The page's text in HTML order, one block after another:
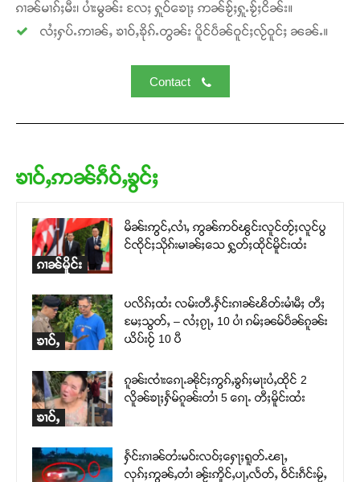
ၵၢၼ်မၢၵ်ႈမီး၊ ပၢႆးမွၼ်း လႄႈ ႁူဝ်ၶေႃႈ ဢၼ်ၶႂ်ႈႁူႉၶႂ်ႈငိၼ်း။
လႆႈႁပ်ႉဢၢၼ်ႇ ၶၢဝ်ႇၶိုၵ်ႉတွၼ်း ပိူင်ပဵၼ်ဝူင်ႈလႂ်ဝူင်ႈ ၼၼ်ႉ။
Contact
ၶၢဝ်ႇဢၼ်ၵဵဝ်ႇၶွင်ႈ
ၵၢၼ်မိူင်း
မိၼ်းဢွင်ႇလၢႆႇ ဢွၼ်ဢဝ်ၽွင်းလူင်တႂ်ႈလူင်ပွ
င်ၸိုင်ႈသိုၵ်းမၢၼ်ႈသေ ႁွတ်ႈထိုင်မိူင်းထႆး
ၶၢဝ်ႇ
ပလိၵ်ႈထႆး လမ်းတီႉႁႅင်းၵၢၼ်ၽိတ်းမၢႆမီႈ တီႈ
မႄႈသွတ်ႇ – လႆႈၵႂႃႇ 10 ပၢႆ ၵမ်ႈၼမ်ပဵၼ်ၵူၼ်း
ယိပ်းဝႂ် 10 ပီ
ၶၢဝ်ႇ
ၵူၼ်းၸၢႆးၵေႃႉၼိုင်ႈဢွၵ်ႇၶွၵ်ႈမႃးပႆႇထိုင် 2
လိူၼ်ၶႃႈႁႅမ်ၵူၼ်းတၢႆ 5 ၵေႃႉ တီႈမိူင်းထႆး
ႁႅင်းၵၢၼ်တႆးမဝ်းလဝ်ႈႁေႃႈရူတ်ႉၽႃႇ
လုၵ်ႈဢွၼ်ႇတၢႆ ၼႂ်းဢိူင်ႇပႃႇလႅတ်ႇ ဝဵင်းၵဵင်းမႂ်ႇ